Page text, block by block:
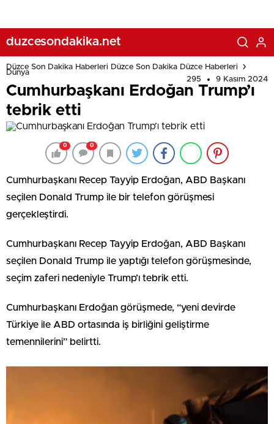
duzcesondakika.net
Düzce Son Dakika Haberleri Düzce Son Dakika Düzce Haberleri
Dünya
295
9 Kasım 2024
Cumhurbaşkanı Erdoğan Trump’ı
tebrik etti
0 0
Cumhurbaşkanı Recep Tayyip Erdoğan, ABD Başkanı
seçilen Donald Trump ile bir telefon görüşmesi
gerçekleştirdi.
Cumhurbaşkanı Recep Tayyip Erdoğan, ABD Başkanı
seçilen Donald Trump ile yaptığı telefon görüşmesinde,
seçim zaferi nedeniyle Trump’ı tebrik etti.
Cumhurbaşkanı Erdoğan görüşmede, “yeni devirde
Türkiye ile ABD ortasında iş birliğini geliştirme
temennilerini” belirtti.